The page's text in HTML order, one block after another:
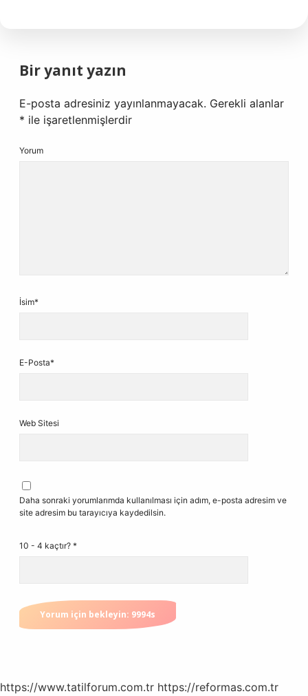
Bir yanıt yazın
E-posta adresiniz yayınlanmayacak. Gerekli alanlar
* ile işaretlenmişlerdir
Yorum
İsim*
E-Posta*
Web Sitesi
Daha sonraki yorumlarımda kullanılması için adım, e-posta adresim ve
site adresim bu tarayıcıya kaydedilsin.
10 - 4 kaçtır? *
https://www.tatilforum.com.tr https://reformas.com.tr